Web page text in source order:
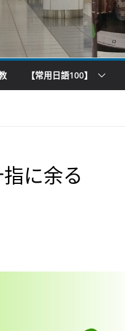
【常用日語100】
指に余る